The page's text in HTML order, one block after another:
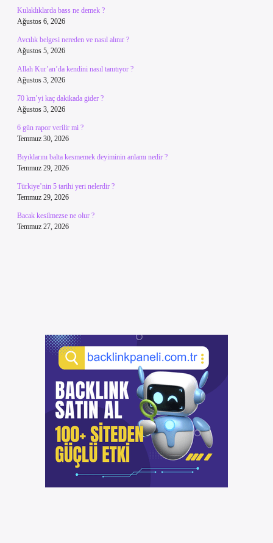
Kulaklıklarda bass ne demek ?
Ağustos 6, 2026
Avcılık belgesi nereden ve nasıl alınır ?
Ağustos 5, 2026
Allah Kur’an’da kendini nasıl tanıtıyor ?
Ağustos 3, 2026
70 km’yi kaç dakikada gider ?
Ağustos 3, 2026
6 gün rapor verilir mi ?
Temmuz 30, 2026
Bıyıklarını balta kesmemek deyiminin anlamı nedir ?
Temmuz 29, 2026
Türkiye’nin 5 tarihi yeri nelerdir ?
Temmuz 29, 2026
Bacak kesilmezse ne olur ?
Temmuz 27, 2026